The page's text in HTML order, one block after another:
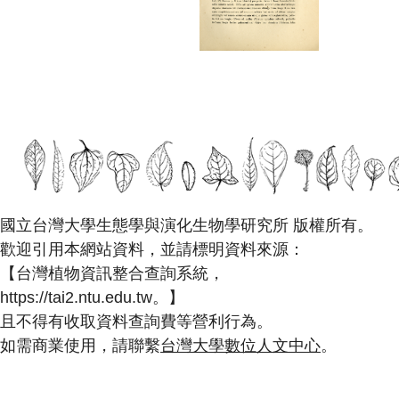
國立台灣大學生態學與演化生物學研究所 版權所有。
歡迎引用本網站資料，並請標明資料來源：
【台灣植物資訊整合查詢系統，
https://tai2.ntu.edu.tw。】
且不得有收取資料查詢費等營利行為。
如需商業使用，請聯繫台灣大學數位人文中心。